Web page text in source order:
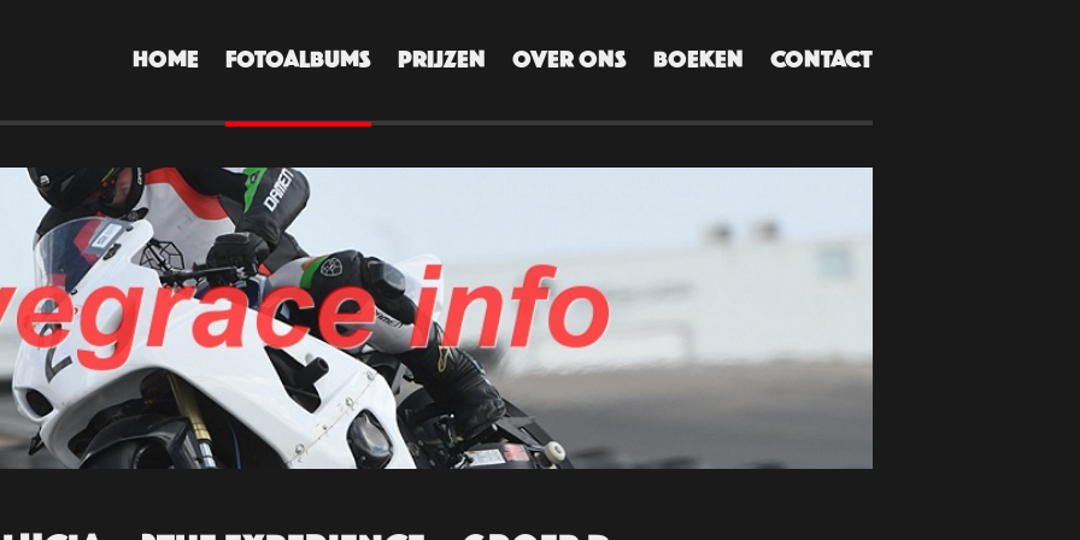
HOME FOTOALBUMS PRIJZEN OVER ONS BOEKEN CONTACT